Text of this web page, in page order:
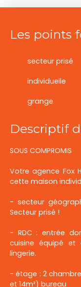
Les points
secteur prisé
individuelle
grange
Descriptif
SOUS COMPROMIS
Votre agence Fox
cette maison
- secteur
Secteur prisé !
- RDC : entrée
cuisine équipé et
lingerie.
- étage : 2
et 14m²) bureau